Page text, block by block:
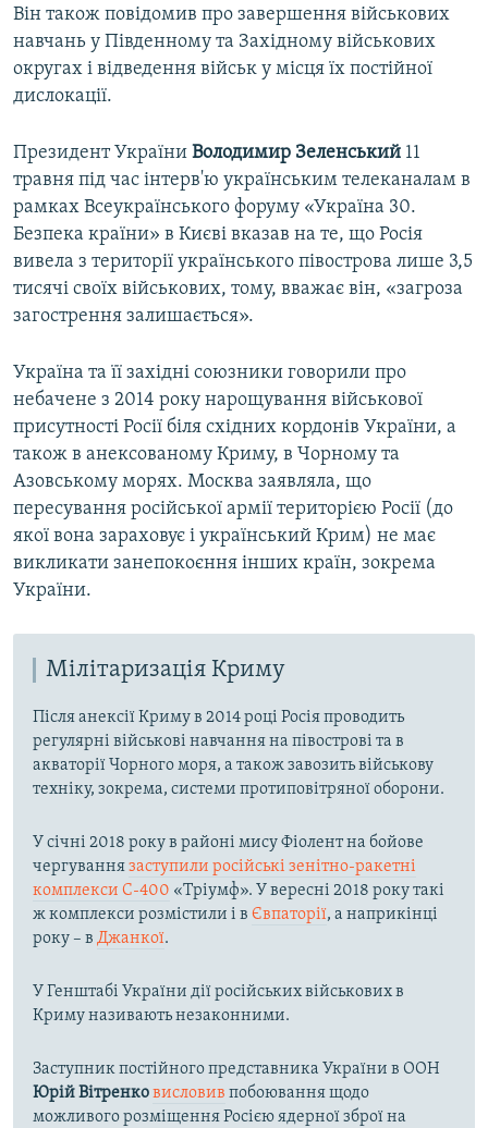
Він також повідомив про завершення військових
навчань у Південному та Західному військових
округах і відведення військ у місця їх постійної
дислокації.
Президент України Володимир Зеленський 11
травня під час інтерв'ю українським телеканалам в
рамках Всеукраїнського форуму «Україна 30.
Безпека країни» в Києві вказав на те, що Росія
вивела з території українського півострова лише 3,5
тисячі своїх військових, тому, вважає він, «загроза
загострення залишається».
Україна та її західні союзники говорили про
небачене з 2014 року нарощування військової
присутності Росії біля східних кордонів України, а
також в анексованому Криму, в Чорному та
Азовському морях. Москва заявляла, що
пересування російської армії територією Росії (до
якої вона зараховує і український Крим) не має
викликати занепокоєння інших країн, зокрема
України.
Мілітаризація Криму
Після анексії Криму в 2014 році Росія проводить
регулярні військові навчання на півострові та в
акваторії Чорного моря, а також завозить військову
техніку, зокрема, системи протиповітряної оборони.
У січні 2018 року в районі мису Фіолент на бойове
чергуваннязаступили російські зенітно-ракетні
комплекси С-400 «Тріумф». У вересні 2018 року такі
ж комплекси розмістили і в Євпаторії, а наприкінці
року – в Джанкої.
У Генштабі України дії російських військових в
Криму називають незаконними.
Заступник постійного представника України в ООН
Юрій Вітренковисловив побоювання щодо
можливого розміщення Росією ядерної зброї на